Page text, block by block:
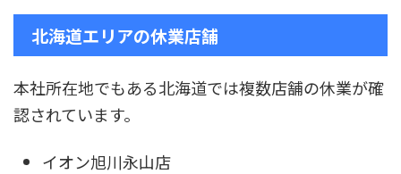
北海道エリアの休業店舗
本社所在地でもある北海道では複数店舗の休業が確
認されています。
イオン旭川永山店